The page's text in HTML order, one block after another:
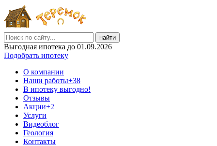
найти
Выгодная ипотека до 01.09.2026
Подобрать ипотеку
О компании
Наши работы+38
В ипотеку выгодно!
Отзывы
Акции+2
Услуги
Видеоблог
Геология
Контакты